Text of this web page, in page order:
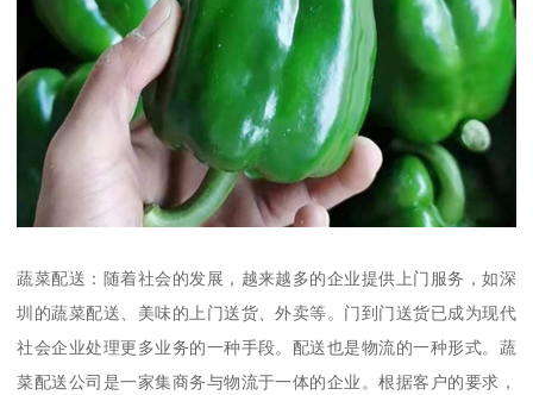
蔬菜配送：随着社会的发展，越来越多的企业提供上门服务，如深
圳的蔬菜配送、美味的上门送货、外卖等。门到门送货已成为现代
社会企业处理更多业务的一种手段。配送也是物流的一种形式。蔬
菜配送公司是一家集商务与物流于一体的企业。根据客户的要求，